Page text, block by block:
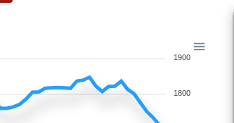
1900
1800